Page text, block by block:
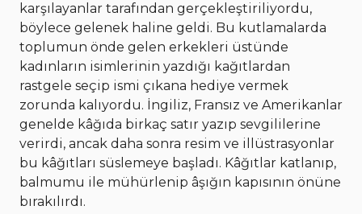
karşılayanlar tarafından gerçekleştiriliyordu,
böylece gelenek haline geldi. Bu kutlamalarda
toplumun önde gelen erkekleri üstünde
kadınların isimlerinin yazdığı kağıtlardan
rastgele seçip ismi çıkana hediye vermek
zorunda kalıyordu. İngiliz, Fransız ve Amerikanlar
genelde kâğıda birkaç satır yazıp sevgililerine
verirdi, ancak daha sonra resim ve illüstrasyonlar
bu kâğıtları süslemeye başladı. Kâğıtlar katlanıp,
balmumu ile mühürlenip âşığın kapısının önüne
bırakılırdı.